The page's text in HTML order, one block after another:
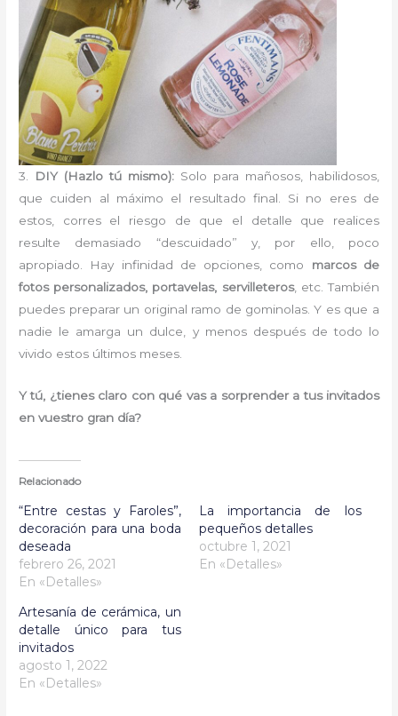
3. DIY (Hazlo tú mismo): Solo para mañosos, habilidosos,
que cuiden al máximo el resultado final. Si no eres de
estos, corres el riesgo de que el detalle que realices
resulte demasiado “descuidado” y, por ello, poco
apropiado. Hay infinidad de opciones, como marcos de
fotos personalizados, portavelas, servilleteros, etc. También
puedes preparar un original ramo de gominolas. Y es que a
nadie le amarga un dulce, y menos después de todo lo
vivido estos últimos meses.
Y tú, ¿tienes claro con qué vas a sorprender a tus invitados
en vuestro gran día?
Relacionado
“Entre cestas y Faroles”,
decoración para una boda
deseada
febrero 26, 2021
En «Detalles»
La importancia de los
pequeños detalles
octubre 1, 2021
En «Detalles»
Artesanía de cerámica, un
detalle único para tus
invitados
agosto 1, 2022
En «Detalles»